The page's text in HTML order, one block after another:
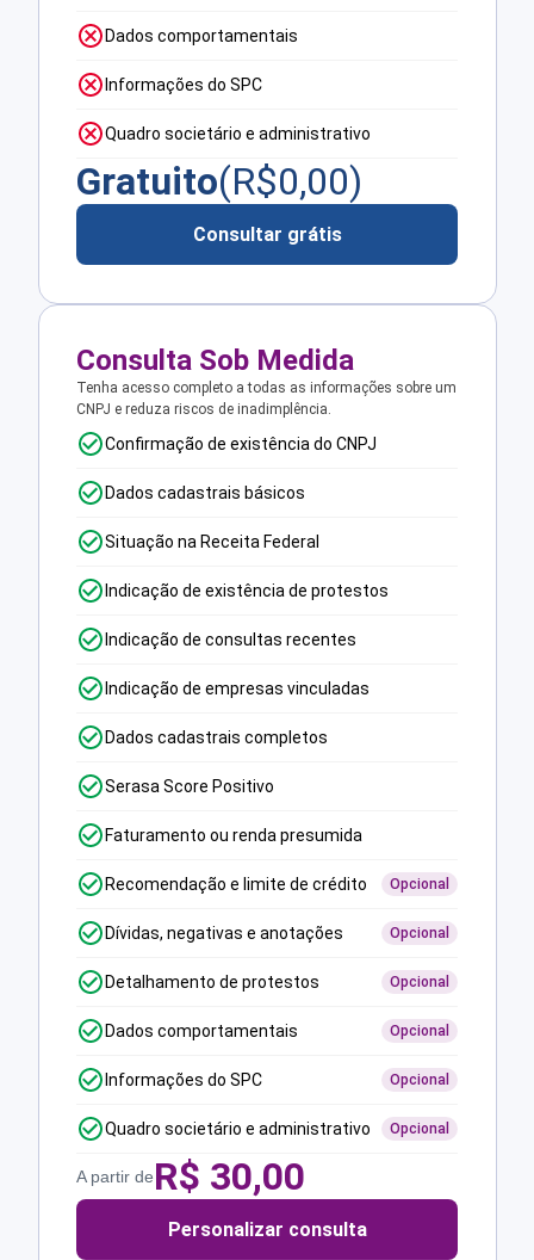
Dados comportamentais
Informações do SPC
Quadro societário e administrativo
Gratuito(R$0,00)
Consultar grátis
Consulta Sob Medida
Tenha acesso completo a todas as informações sobre um
CNPJ e reduza riscos de inadimplência.
Confirmação de existência do CNPJ
Dados cadastrais básicos
Situação na Receita Federal
Indicação de existência de protestos
Indicação de consultas recentes
Indicação de empresas vinculadas
Dados cadastrais completos
Serasa Score Positivo
Faturamento ou renda presumida
Recomendação e limite de crédito Opcional
Dívidas, negativas e anotações Opcional
Detalhamento de protestos Opcional
Dados comportamentais Opcional
Informações do SPC Opcional
Quadro societário e administrativo Opcional
A partir deR$ 30,00
Personalizar consulta